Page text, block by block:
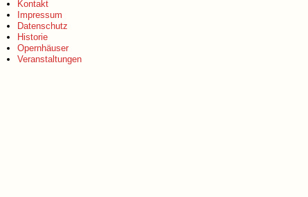
Kontakt
Impressum
Datenschutz
Historie
Opernhäuser
Veranstaltungen